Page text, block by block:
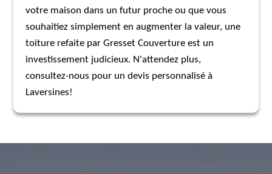
votre maison dans un futur proche ou que vous
souhaitiez simplement en augmenter la valeur, une
toiture refaite par Gresset Couverture est un
investissement judicieux. N'attendez plus,
consultez-nous pour un devis personnalisé à
Laversines!